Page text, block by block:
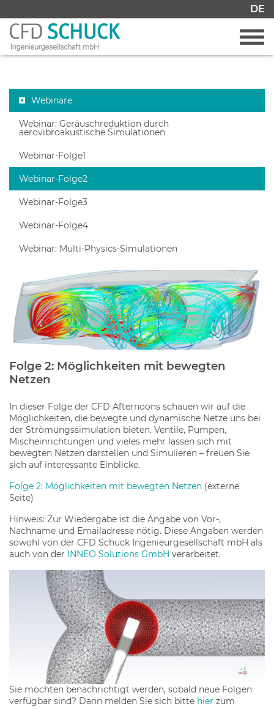
DE
Webinare
Webinar: Geräuschreduktion durch
aerovibroakustische Simulationen
Webinar-Folge1
Webinar-Folge2
Webinar-Folge3
Webinar-Folge4
Webinar: Multi-Physics-Simulationen
Folge 2: Möglichkeiten mit bewegten
Netzen
In dieser Folge der CFD Afternoons schauen wir auf die
Möglichkeiten, die bewegte und dynamische Netze uns bei
der Strömungssimulation bieten. Ventile, Pumpen,
Mischeinrichtungen und vieles mehr lassen sich mit
bewegten Netzen darstellen und Simulieren – freuen Sie
sich auf interessante Einblicke.
Folge 2: Möglichkeiten mit bewegten Netzen (externe
Seite)
Hinweis: Zur Wiedergabe ist die Angabe von Vor-,
Nachname und Emailadresse nötig. Diese Angaben werden
sowohl von der CFD Schuck Ingenieurgesellschaft mbH als
auch von der
INNEO Solutions GmbH verarbeitet.
Sie möchten benachrichtigt werden, sobald neue Folgen
verfügbar sind? Dann melden Sie sich bitte hier zum